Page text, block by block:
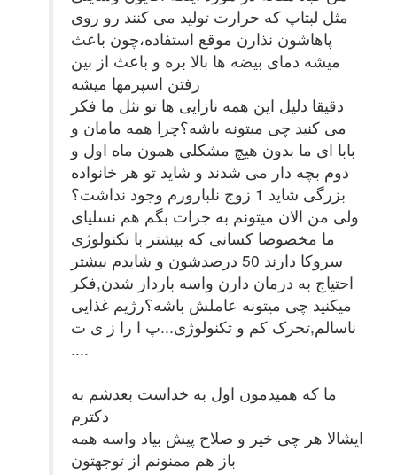
مثل لبتاپ که حرارت تولید می کنند رو روی
پاهاشون نذارن موقع استفاده،چون باعث
میشه دمای بیضه ها بالا بره و باعث از بین
رفتن اسپرمها میشه
دقیقا دلیل این همه نازایی ها تو نثل ما فکر
می کنید چی میتونه باشه؟چرا همه مامان و
بابا ای ما بدون هیچ مشکلی همون ماه اول و
دوم بچه دار می شدند و شاید تو هر خانواده
بزرگی شاید 1 زوج نلبارورم وجود نداشت؟
ولی من الان میتونم به جرات بگم هم نسلیای
ما مخصوصا کسانی که بیشتر با تکنولوژی
سروکا دارند 50 درصدشون و شایدم بیشتر
احتیاج به درمان دارن واسه باردار شدن,فکر
میکنید چی میتونه عاملش باشه؟رژیم غذایی
ناسالم,تحرک کم و تکنولوژی...پ ا را ز ی ت
....
ما که همیدمون اول به خداست بعدشم به
دکترم
ایشالا هر چی خیر و صلاح پیش بیاد واسه همه
باز هم ممنونم از توجهتون